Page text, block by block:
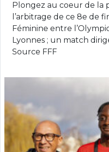
Plongez au coeur de la
l’arbitrage de ce 8e de
Féminine entre
Lyonnes ; un match
Source FFF